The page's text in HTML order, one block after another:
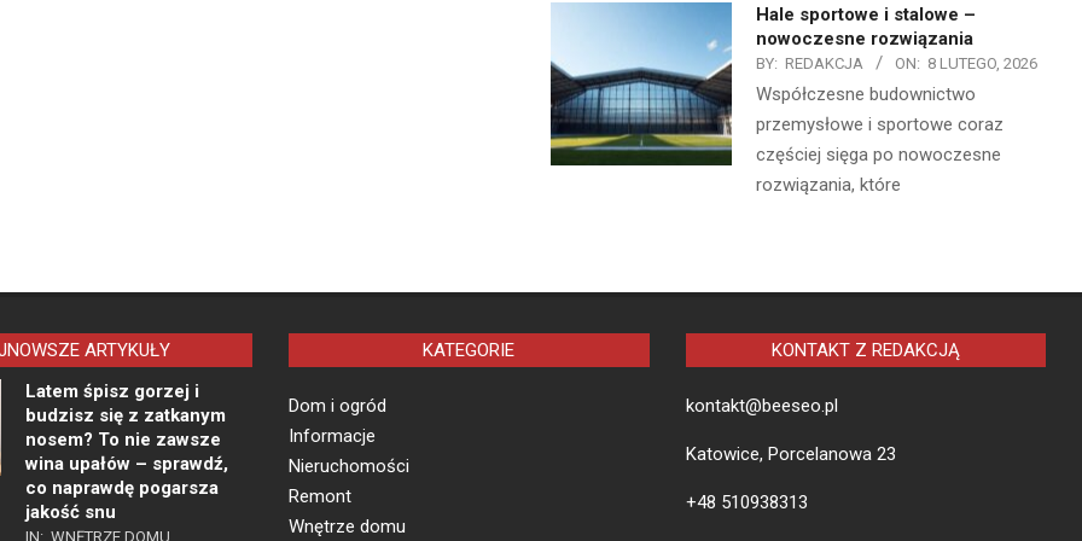
Hale sportowe i stalowe –
nowoczesne rozwiązania
BY: REDAKCJA ON: 8 LUTEGO, 2026
Współczesne budownictwo
przemysłowe i sportowe coraz
częściej sięga po nowoczesne
rozwiązania, które
ARTYKUŁY
Latem śpisz gorzej i
budzisz się z zatkanym
nosem? To nie zawsze
wina upałów – sprawdź,
co naprawdę pogarsza
jakość snu
IN: WNĘTRZE DOMU
KATEGORIE
Dom i ogród
Informacje
Nieruchomości
Remont
Wnętrze domu
KONTAKT Z REDAKCJĄ
kontakt@beeseo.pl
Katowice, Porcelanowa 23
+48 510938313